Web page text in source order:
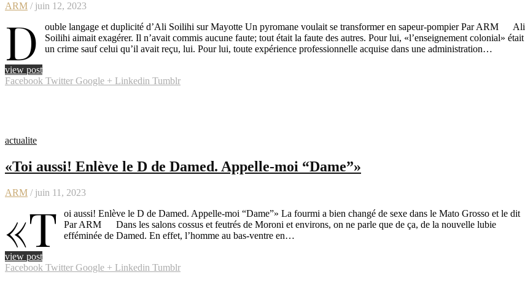
ARM / juin 12, 2023
D
ouble langage et duplicité d’Ali Soilihi sur Mayotte Un pyromane voulait se transformer en sapeur-pompier Par ARM Ali
Soilihi aimait exagérer. Il n’avait commis aucune faute; tout était la faute des autres. Pour lui, «l’enseignement colonial» était
un crime sauf celui qu’il avait reçu, lui. Pour lui, toute expérience professionnelle acquise dans une administration…
view post
Facebook Twitter Google + Linkedin Tumblr
actualite
«Toi aussi! Enlève le D de Damed. Appelle-moi “Dameˮ»
ARM / juin 11, 2023
«T
oi aussi! Enlève le D de Damed. Appelle-moi “Dameˮ» La fourmi a bien changé de sexe dans le Mato Grosso et le dit
Par ARM Dans les salons cossus et feutrés de Moroni et environs, on ne parle que de ça, de la nouvelle lubie
efféminée de Damed. En effet, l’homme au bas-ventre en…
view post
Facebook Twitter Google + Linkedin Tumblr